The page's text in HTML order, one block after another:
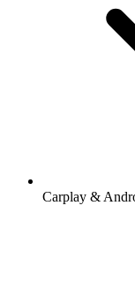
Carplay &